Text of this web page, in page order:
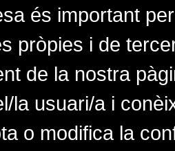
és important
pròpies i de
de la nostra
la usuari/a i
o modifica la